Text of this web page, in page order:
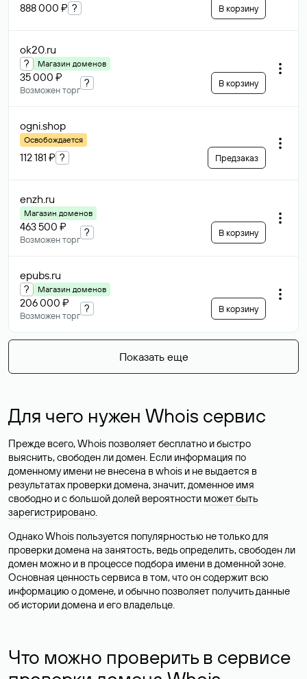
888 000 ₽ ? В корзину
ok20.ru
? Магазин доменов
35 000 ₽
Возможен торг
? В корзину
ogni.shop
Освобождается
112 181 ₽ ? Предзаказ
enzh.ru
Магазин доменов
463 500 ₽
Возможен торг
? В корзину
epubs.ru
? Магазин доменов
206 000 ₽
Возможен торг
? В корзину
Показать еще
Для чего нужен Whois сервис
Прежде всего, Whois позволяет бесплатно и быстро
выяснить, свободен ли домен. Если информация по
доменному имени не внесена в whois и не выдается в
результатах проверки домена, значит, доменное имя
свободно и с большой долей вероятности может быть
зарегистрировано.
Однако Whois пользуется популярностью не только для
проверки домена на занятость, ведь определить, свободен ли
домен можно и в процессе подбора имени в доменной зоне.
Основная ценность сервиса в том, что он содержит всю
информацию о домене, и обычно позволяет получить данные
об истории домена и его владельце.
Что можно проверить в сервисе